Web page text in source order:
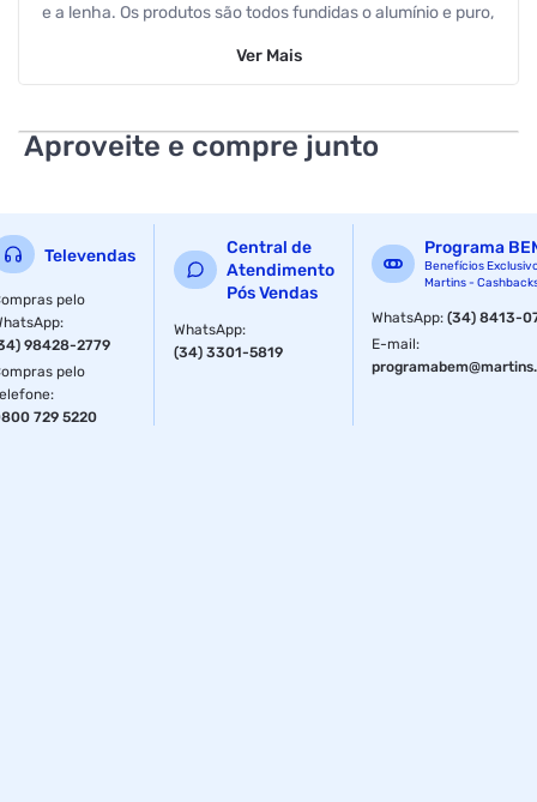
e a lenha. Os produtos são todos fundidas o alumínio e puro,
garantindo qualidade superior do material e sem
Espessura: 1,2mm. Referência de Fábrica: TM090
Dimensões: 33,0 x 22,0 x 8,5cm
Peso Líquido: 174 g
Peso Bruto: 174 g
Especificações
Material
Ver Mais
Aproveite e compre junto
Televendas
pelo
:
98428-2779
pelo
:
729 5220
Central de
Atendimento
Pós Vendas
WhatsApp:
(34) 3301-5819
Programa
Benefícios
Martins -
WhatsApp:(34) 8413-
E-mail: